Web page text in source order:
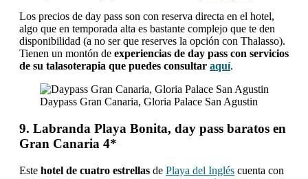
Los precios de day pass son con reserva directa en el hotel,
algo que en temporada alta es bastante complejo que te den
disponibilidad (a no ser que reserves la opción con Thalasso).
Tienen un montón de experiencias de day pass con servicios
de su talasoterapia que puedes consultar aquí.
Daypass Gran Canaria, Gloria Palace San Agustin
9. Labranda Playa Bonita, day pass baratos en
Gran Canaria 4*
Este hotel de cuatro estrellas de Playa del Inglés cuenta con